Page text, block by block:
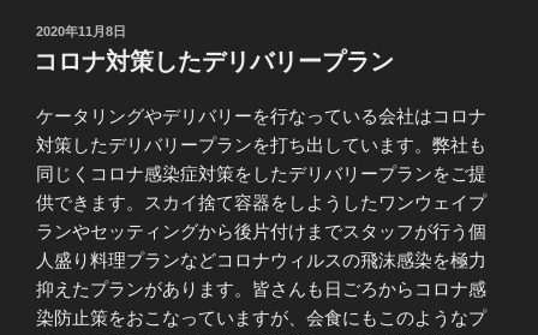
投
稿
日:
2020年11月8日
コロナ対策したデリバリープラン
ケータリングやデリバリーを行なっている会社はコロナ
対策したデリバリープランを打ち出しています。弊社も
同じくコロナ感染症対策をしたデリバリープランをご提
供できます。スカイ捨て容器をしようしたワンウェイプ
ランやセッティングから後片付けまでスタッフが行う個
人盛り料理プランなどコロナウィルスの飛沫感染を極力
抑えたプランがあります。皆さんも日ごろからコロナ感
染防止策をおこなっていますが、会食にもこのようなプ